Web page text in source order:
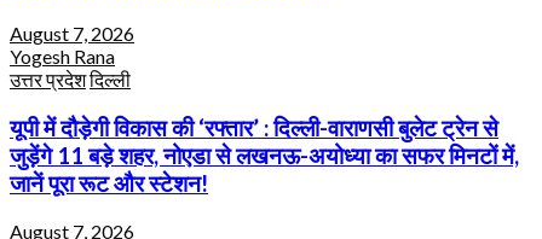
August 7, 2026
Yogesh Rana
उत्तर प्रदेशदिल्ली
यूपी में दौड़ेगी विकास की ‘रफ्तार’ : दिल्ली-वाराणसी बुलेट ट्रेन से
जुड़ेंगे 11 बड़े शहर, नोएडा से लखनऊ-अयोध्या का सफर मिनटों में,
जानें पूरा रूट और स्टेशन!
August 7, 2026